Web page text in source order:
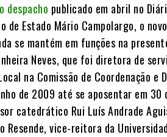
o despacho publicado em abril no
de Estado Mário Campolargo, o
se mantém em funções na
Neves, que foi diretora de
na Comissão de Coordenação e
de 2009 até se aposentar em 30
catedrático Rui Luís Andrade
Resende, vice-reitora da